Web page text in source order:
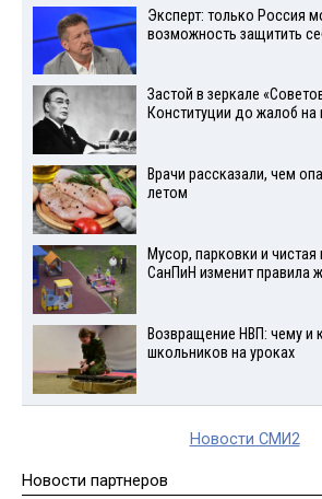
Эксперт: только Россия
возможность защитить
Застой в зеркале
Конституции до жалоб на
Врачи рассказали, чем
летом
Мусор, парковки и
СанПиН изменит правила
Возвращение НВП: чему и
школьников на уроках
Новости СМИ2
Новости партнеров